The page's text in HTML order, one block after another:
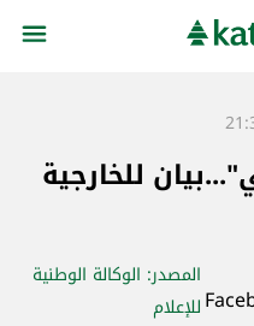
للخارجية
المصدر: الوكالة الوطنية
للإعلام